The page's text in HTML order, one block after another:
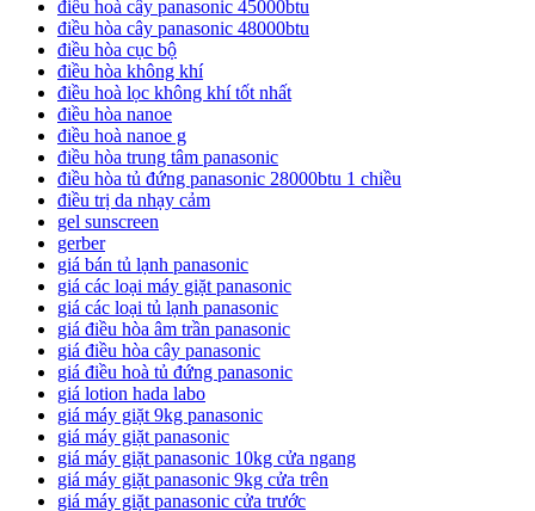
điều hoà cây panasonic 45000btu
điều hòa cây panasonic 48000btu
điều hòa cục bộ
điều hòa không khí
điều hoà lọc không khí tốt nhất
điều hòa nanoe
điều hoà nanoe g
điều hòa trung tâm panasonic
điều hòa tủ đứng panasonic 28000btu 1 chiều
điều trị da nhạy cảm
gel sunscreen
gerber
giá bán tủ lạnh panasonic
giá các loại máy giặt panasonic
giá các loại tủ lạnh panasonic
giá điều hòa âm trần panasonic
giá điều hòa cây panasonic
giá điều hoà tủ đứng panasonic
giá lotion hada labo
giá máy giặt 9kg panasonic
giá máy giặt panasonic
giá máy giặt panasonic 10kg cửa ngang
giá máy giặt panasonic 9kg cửa trên
giá máy giặt panasonic cửa trước